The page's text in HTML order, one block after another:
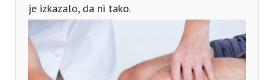
je izkazalo, da ni tako.